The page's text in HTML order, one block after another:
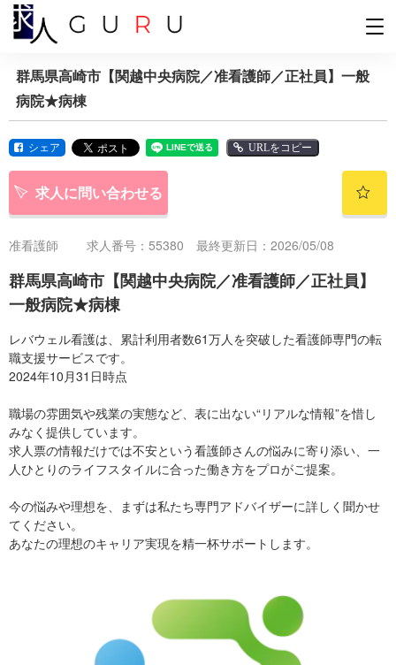
群馬県高崎市【関越中央病院／准看護師／正社員】一般
病院★病棟
シェア URLをコピー
求人に問い合わせる
准看護師 求人番号：55380 最終更新日：2026/05/08
群馬県高崎市【関越中央病院／准看護師／正社員】
一般病院★病棟
レバウェル看護は、累計利用者数61万人を突破した看護師専門の転
職支援サービスです。
2024年10月31日時点
職場の雰囲気や残業の実態など、表に出ない“リアルな情報”を惜し
みなく提供しています。
求人票の情報だけでは不安という看護師さんの悩みに寄り添い、一
人ひとりのライフスタイルに合った働き方をプロがご提案。
今の悩みや理想を、まずは私たち専門アドバイザーに詳しく聞かせ
てください。
あなたの理想のキャリア実現を精一杯サポートします。